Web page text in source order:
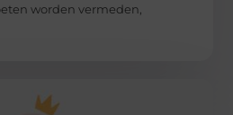
worden vermeden,